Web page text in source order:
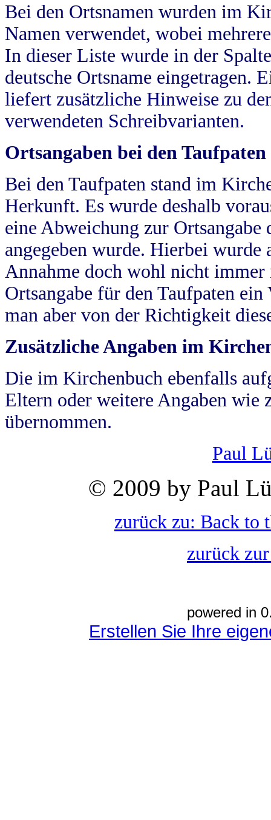
Bei den Ortsnamen wurden im
Namen verwendet, wobei
In dieser Liste wurde in der
deutsche Ortsname eingetragen.
liefert zusätzliche Hinweise zu
verwendeten Schreibvarianten.
Ortsangaben bei den Taufpaten
Bei den Taufpaten stand im
Herkunft. Es wurde deshalb
eine Abweichung zur
angegeben wurde. Hierbei wurde
Annahme doch wohl nicht
Ortsangabe für den Taufpaten
man aber von der Richtigkeit
Zusätzliche Angaben im
Die im Kirchenbuch ebenfalls
Eltern oder weitere Angaben wie
übernommen.
Paul
© 2009 by Paul
zurück zu: Back to
zurück
powered in
Erstellen Sie Ihre